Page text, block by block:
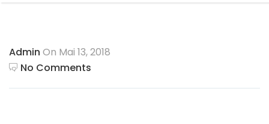
Admin On Mai 13, 2018
No Comments